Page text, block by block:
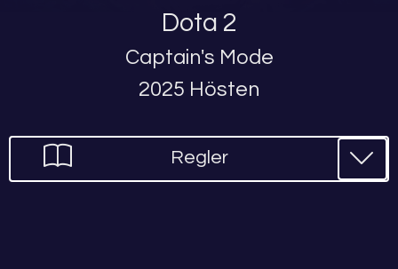
Dota 2
Captain's Mode
2025 Hösten
Regler